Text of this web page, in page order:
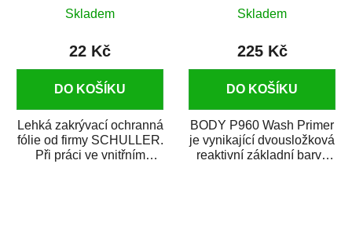
Skladem
22 Kč
DO KOŠÍKU
Lehká zakrývací ochranná
fólie od firmy SCHULLER.
Při práci ve vnitřním
Skladem
225 Kč
DO KOŠÍKU
BODY P960 Wash Primer
je vynikající dvousložková
reaktivní základní barva